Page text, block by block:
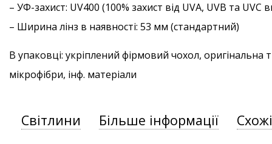
– УФ-захист: UV400 (100% захист від UVA, UVB та
– Ширина лінз в наявності: 53 мм (стандартний)
В упаковці: укріплений фірмовий чохол, оригінальна
мікрофібри, інф. матеріали
Світлини Більше інформації